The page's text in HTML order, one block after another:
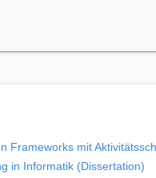
Frameworks mit
in Informatik (Dissertation)